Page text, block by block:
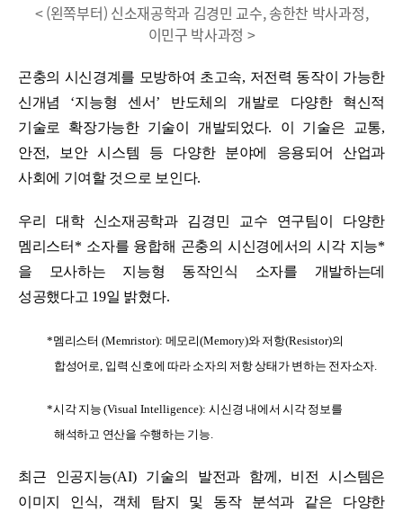
< (왼쪽부터) 신소재공학과 김경민 교수, 송한찬 박사과정,
이민구 박사과정 >
곤충의 시신경계를 모방하여 초고속, 저전력 동작이 가능한
신개념 ‘지능형 센서’ 반도체의 개발로 다양한 혁신적
기술로 확장가능한 기술이 개발되었다. 이 기술은 교통,
안전,
보안 시스템 등 다양한 분야에 응용되어 산업과
사회에 기여할 것으로 보인다.
우리 대학 신소재공학과 김경민 교수 연구팀이 다양한
멤리스터 * 소자를 융합해 곤충의 시신경에서의 시각 지능*
을 모사하는 지능형 동작인식 소자를 개발하는데
성공했다고 19일 밝혔다.
*멤리스터 (Memristor): 메모리(Memory)와 저항(Resistor)의
합성어로 입력 신호에 따라 소자의 저항 상태가 변하는 전자소자
*시각 지능(Visual Intelligence):시신경 내에서 시각 정보를
해석하고 연산을 수행하는 기능
최근 인공지능(AI) 기술의 발전과 함께 , 비전 시스템은
이미지 인식, 객체 탐지 및 동작 분석과 같은 다양한